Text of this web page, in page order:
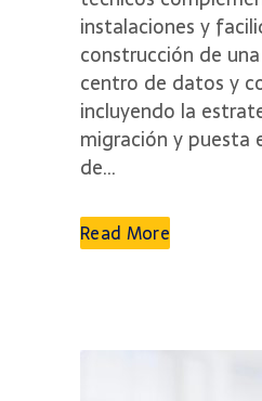
instalaciones y
construcción de
centro de datos y
incluyendo la
migración y puesta
de...
Read More